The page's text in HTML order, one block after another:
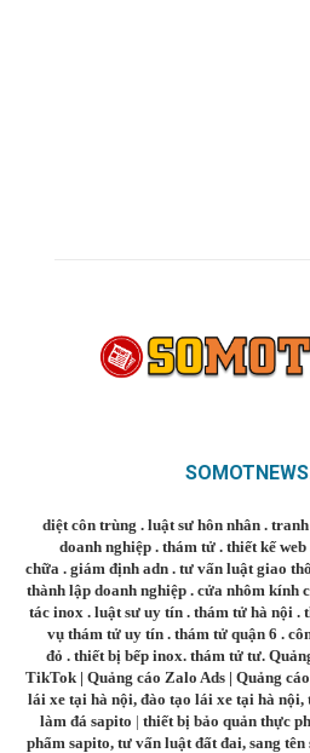
diệt côn trùng . luật sư hôn nhân . tranh
doanh nghiệp . thám tử . thiết kế web
chữa . giám định adn. tư vấn luật giao
thành lập doanh nghiệp . cửa nhôm kính
tác inox . luật sư uy tín. thám tử hà nội .
vụ thám tử uy tín . thám tử quận 6 .
đỏ . thiết bị bếp inox. thám tử tư.
TikTok | Quảng cáo Zalo Ads | Quảng
lái xe tại hà nội, đào tạo lái xe tại hà nội,
làm đá sapito | thiết bị bảo quản thực
phẩm sapito, tư vấn luật đất đai, sang tên